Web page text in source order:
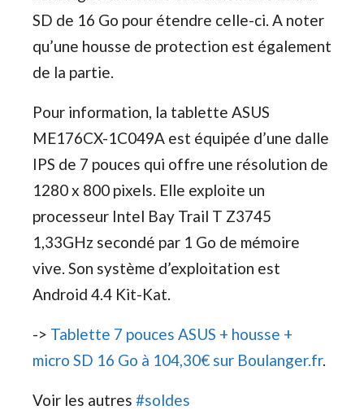
SD de 16 Go pour étendre celle-ci. A noter
qu’une housse de protection est également
de la partie.
Pour information, la tablette ASUS
ME176CX-1C049A est équipée d’une dalle
IPS de 7 pouces qui offre une résolution de
1280 x 800 pixels. Elle exploite un
processeur Intel Bay Trail T Z3745
1,33GHz secondé par 1 Go de mémoire
vive. Son système d’exploitation est
Android 4.4 Kit-Kat.
-> Tablette 7 pouces ASUS + housse +
micro SD 16 Go à 104,30€ sur Boulanger.fr.
Voir les autres #soldes